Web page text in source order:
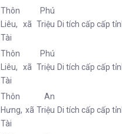
Thôn Phú
Liêu, xã Triệu
Tài
Di tích cấp cấp
Thôn Phú
Liêu, xã Triệu
Tài
Di tích cấp cấp
Thôn An
Hưng, xã Triệu
Tài
Di tích cấp cấp